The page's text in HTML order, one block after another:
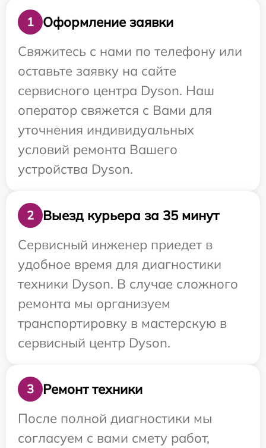
1
Оформление заявки
Свяжитесь с нами по телефону или
оставьте заявку на сайте
сервисного центра Dyson. Наш
оператор свяжется с Вами для
уточнения индивидуальных
условий ремонта Вашего
устройства Dyson.
2
Выезд курьера за 35 минут
Сервисный инженер приедет в
удобное время для диагностики
техники Dyson. В случае сложного
ремонта мы организуем
транспортировку в мастерскую в
сервисный центр Dyson.
3
Ремонт техники
После полной диагностики мы
согласуем с вами смету работ,